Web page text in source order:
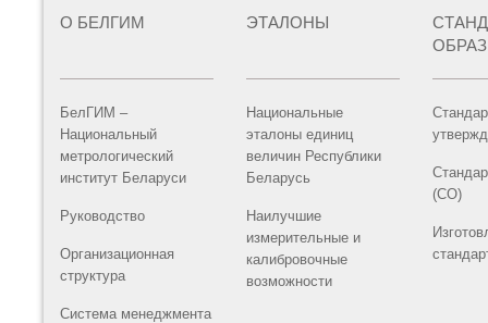
О БЕЛГИМ
БелГИМ –
Национальный
метрологический
институт Беларуси
Руководство
Организационная
структура
Система менеджмента
ЭТАЛОНЫ
Национальные
эталоны единиц
величин Республики
Беларусь
Наилучшие
измерительные и
калибровочные
возможности
(СО)